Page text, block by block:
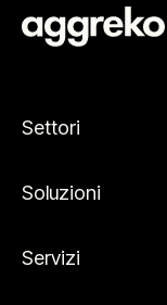
Settori
Soluzioni
Servizi